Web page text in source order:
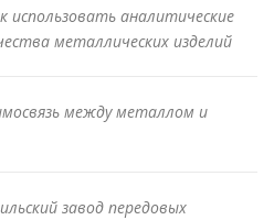
использовать аналитические
металлических изделий
между металлом и
завод передовых